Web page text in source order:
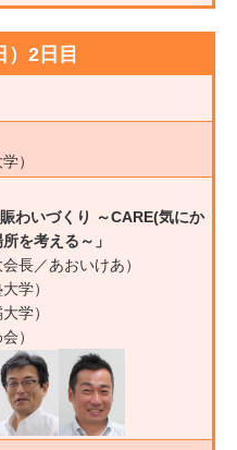
）2日目
）
賑わいづくり ～CARE(気にか
を考える～」
長／あおいけあ）
学）
学）
）